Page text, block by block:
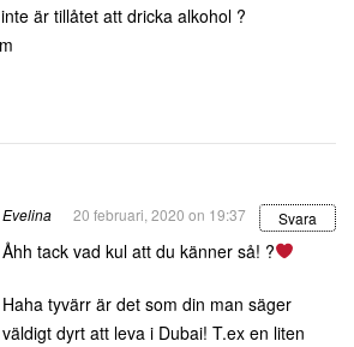
är tillåtet att dricka alkohol ?
Evelina 20 februari, 2020 on 19:37 Svara
Åhh tack vad kul att du känner så! ?
Haha tyvärr är det som din man säger
väldigt dyrt att leva i Dubai! T.ex en liten